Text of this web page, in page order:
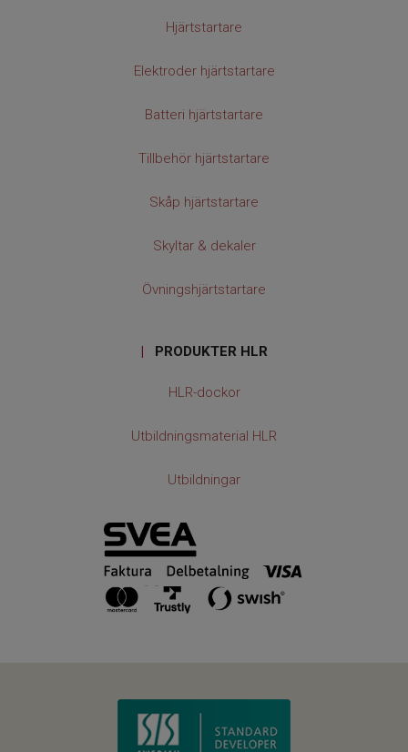
Hjärtstartare
Elektroder hjärtstartare
Batteri hjärtstartare
Tillbehör hjärtstartare
Skåp hjärtstartare
Skyltar & dekaler
Övningshjärtstartare
| PRODUKTER HLR
HLR-dockor
Utbildningsmaterial HLR
Utbildningar